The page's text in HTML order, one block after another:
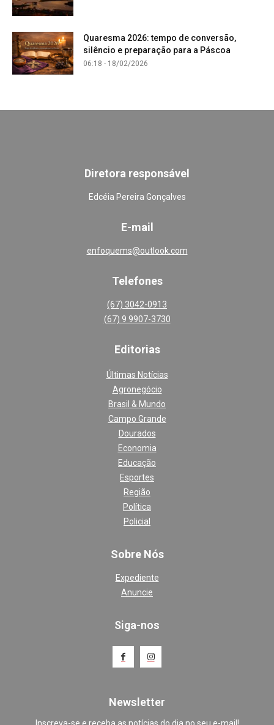
Quaresma 2026: tempo de conversão,
silêncio e preparação para a Páscoa
06:18 - 18/02/2026
Diretora responsável
Edcéia Pereira Gonçalves
E-mail
enfoquems@outlook.com
Telefones
(67) 3042-0913
(67) 9 9907-3730
Editorias
Últimas Notícias
Agronegócio
Brasil & Mundo
Campo Grande
Dourados
Economia
Educação
Esportes
Região
Política
Policial
Sobre Nós
Expediente
Anuncie
Siga-nos
Newsletter